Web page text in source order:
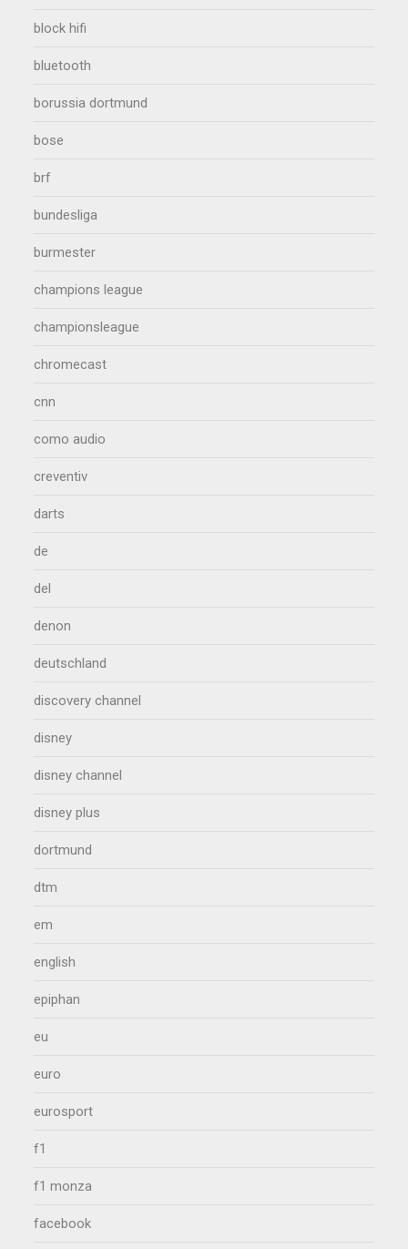
block hifi
bluetooth
borussia dortmund
bose
brf
bundesliga
burmester
champions league
championsleague
chromecast
cnn
como audio
creventiv
darts
de
del
denon
deutschland
discovery channel
disney
disney channel
disney plus
dortmund
dtm
em
english
epiphan
eu
euro
eurosport
f1
f1 monza
facebook